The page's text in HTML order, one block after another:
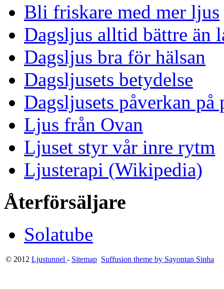
Bli friskare med mer ljus
Dagsljus alltid bättre än
Dagsljus bra för hälsan
Dagsljusets betydelse
Dagsljusets påverkan på
Ljus från Ovan
Ljuset styr vår inre rytm
Ljusterapi (Wikipedia)
Återförsäljare
Solatube
© 2012 Ljustunnel - Sitemap Suffusion theme by Sayontan Sinha